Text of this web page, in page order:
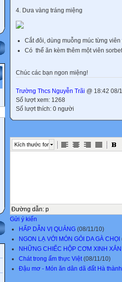
4. Dưa vàng tráng miệng
Cắt đôi, dùng muỗng múc từng
Có thể ăn kèm thêm một viên
Chúc các bạn ngon miệng!
Trường Thcs Nguyễn Trãi @ 18:42 08/
Số lượt xem: 1268
Số lượt thích: 0 người
Kích thước font
Đường dẫn: p
Gửi ý kiến
HẤP DẪN VỊ QUẢNG (08/11/10)
NGON LẠ VỚI MÓN GỎI DA GÀ CHỌI
NHỮNG CHIẾC HỘP CƠM XINH XẮN
Chát trong ẩm thực Việt (08/11/10)
Đậu mơ - Món ăn dân dã đất Hà thành